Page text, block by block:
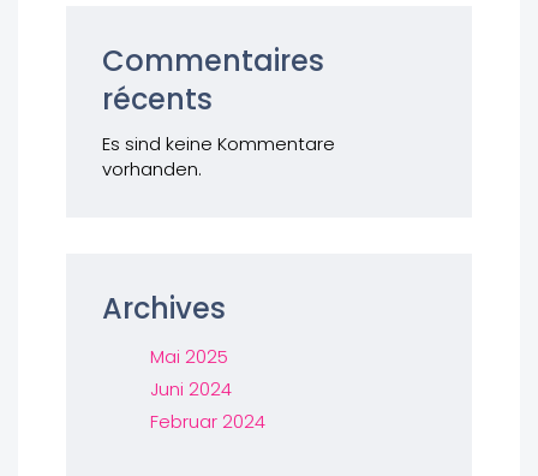
Commentaires
récents
Es sind keine Kommentare
vorhanden.
Archives
Mai 2025
Juni 2024
Februar 2024